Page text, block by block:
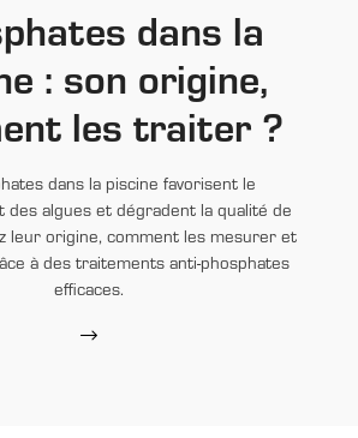
dans la
: son origine,
les traiter ?
dans la piscine favorisent le
des algues et dégradent la qualité de
leur origine, comment les mesurer et
à des traitements anti-phosphates
efficaces.